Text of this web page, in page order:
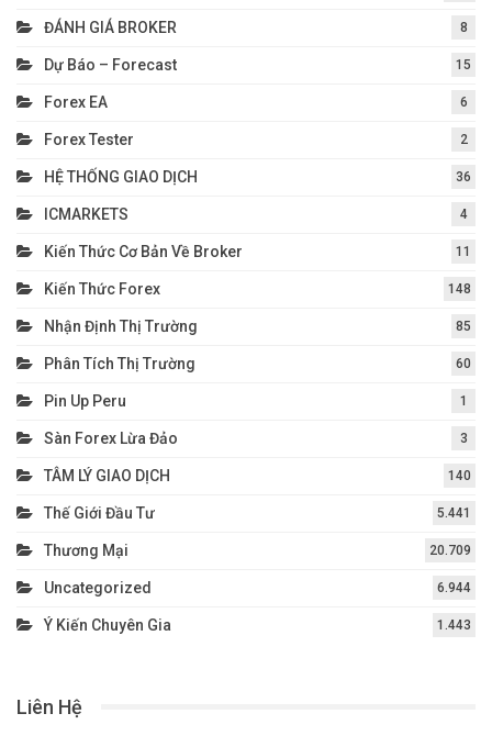
ĐÁNH GIÁ BROKER 8
Dự Báo – Forecast 15
Forex EA 6
Forex Tester 2
HỆ THỐNG GIAO DỊCH 36
ICMARKETS 4
Kiến Thức Cơ Bản Về Broker 11
Kiến Thức Forex 148
Nhận Định Thị Trường 85
Phân Tích Thị Trường 60
Pin Up Peru 1
Sàn Forex Lừa Đảo 3
TÂM LÝ GIAO DỊCH 140
Thế Giới Đầu Tư 5.441
Thương Mại 20.709
Uncategorized 6.944
Ý Kiến Chuyên Gia 1.443
Liên Hệ